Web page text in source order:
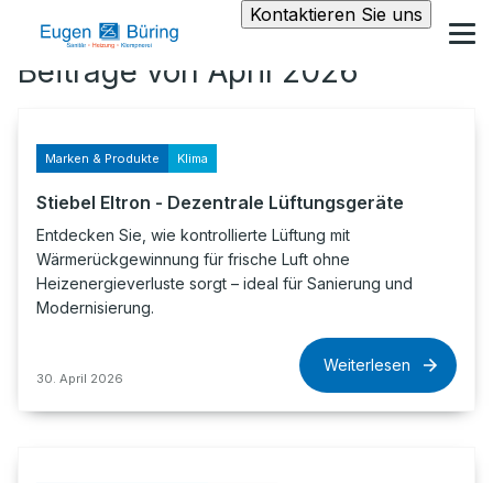
Kontaktieren Sie uns
Beiträge von April 2026
Marken & Produkte Klima
Stiebel Eltron - Dezentrale Lüftungsgeräte
Entdecken Sie, wie kontrollierte Lüftung mit
Wärmerückgewinnung für frische Luft ohne
Heizenergieverluste sorgt – ideal für Sanierung und
Modernisierung.
30. April 2026
Weiterlesen